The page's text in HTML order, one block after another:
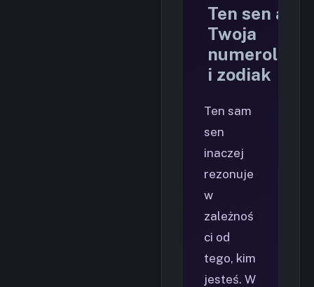
Ten sen a
Twoja
numerologia
i zodiak
Ten sam
sen
inaczej
rezonuje
w
zależnoś
ci od
tego, kim
jesteś. W